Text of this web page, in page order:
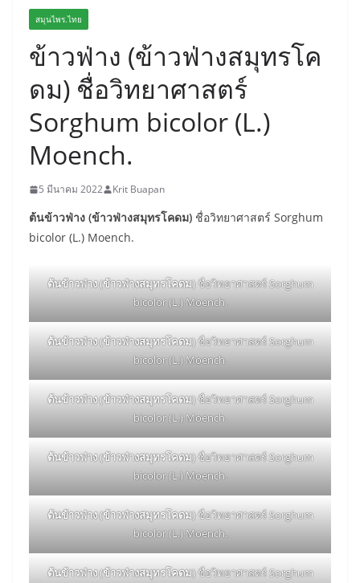
สมุนไพร.ไทย
ข้าวฟ่าง (ข้าวฟ่างสมุทรโค
ดม) ชื่อวิทยาศาสตร์
Sorghum bicolor (L.)
Moench.
5 มีนาคม 2022 Krit Buapan
ต้นข้าวฟ่าง (ข้าวฟ่างสมุทรโคดม) ชื่อวิทยาศาสตร์ Sorghum
bicolor (L.) Moench.
ต้นข้าวฟ่าง (ข้าวฟ่างสมุทรโคดม)ชื่อวิทยาศาสตร์ Sorghum
bicolor (L.) Moench.
ต้นข้าวฟ่าง (ข้าวฟ่างสมุทรโคดม)ชื่อวิทยาศาสตร์ Sorghum
bicolor (L.) Moench.
ต้นข้าวฟ่าง (ข้าวฟ่างสมุทรโคดม)ชื่อวิทยาศาสตร์ Sorghum
bicolor (L.) Moench.
ต้นข้าวฟ่าง (ข้าวฟ่างสมุทรโคดม)ชื่อวิทยาศาสตร์ Sorghum
bicolor (L.) Moench.
ต้นข้าวฟ่าง (ข้าวฟ่างสมุทรโคดม)ชื่อวิทยาศาสตร์ Sorghum
bicolor (L.) Moench.
ต้นข้าวฟ่าง (ข้าวฟ่างสมุทรโคดม)ชื่อวิทยาศาสตร์ Sorghum